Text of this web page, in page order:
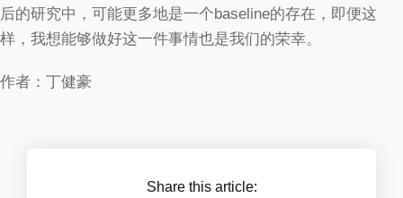
后的研究中，可能更多地是一个baseline的存在，即便这
样，我想能够做好这一件事情也是我们的荣幸。
作者：丁健豪
Share this article: